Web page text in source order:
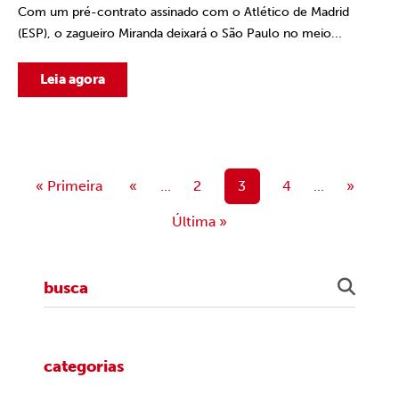
Com um pré-contrato assinado com o Atlético de Madrid
(ESP), o zagueiro Miranda deixará o São Paulo no meio...
Leia agora
« Primeira « ... 2 3 4 ... »
Última »
categorias